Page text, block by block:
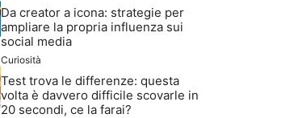
Da creator a icona: strategie per
ampliare la propria influenza sui
social media
Curiosità
Test trova le differenze: questa
volta è davvero difficile scovarle in
20 secondi, ce la farai?